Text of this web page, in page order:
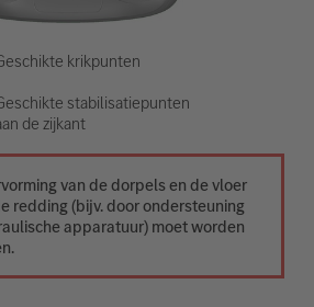
krikpunten
stabilisatiepunten
de zijkant
van de dorpels en de vloer
redding (bijv. door ondersteuning
apparatuur) moet worden